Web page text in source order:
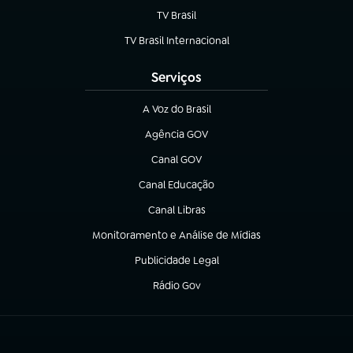
TV Brasil
(abre em nova aba)
TV Brasil Internacional
(abre em nova aba)
Serviços
A Voz do Brasil
(abre em nova aba)
Agência GOV
(abre em nova aba)
Canal GOV
(abre em nova aba)
Canal Educação
(abre em nova aba)
Canal Libras
(abre em nova aba)
Monitoramento e Análise de Mídias
(abre em nova aba)
Publicidade Legal
(abre em nova aba)
Rádio Gov
(abre em nova aba)